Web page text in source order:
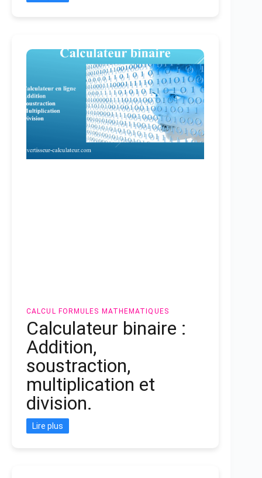
CALCUL FORMULES MATHEMATIQUES
Calculateur binaire :
Addition,
soustraction,
multiplication et
division.
Lire plus